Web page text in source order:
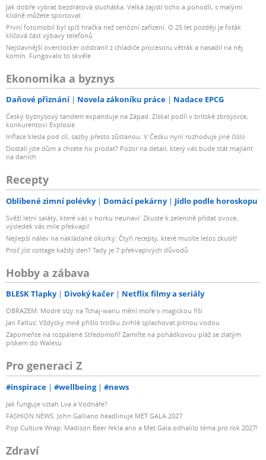
Jak dobře vybrat bezdrátová sluchátka. Velká zajistí ticho a pohodlí, s malými
klidně můžete sportovat
První fotomobil byl spíš hračka než seriózní zařízení. O 25 let později je foťák
klíčová část výbavy telefonů
Nejslavnější overclocker odstranil z chladiče procesoru větrák a nasadil na něj
komín. Fungovalo to skvěle
Ekonomika a byznys
Daňové přiznání Novela zákoníku práce Nadace EPCG
Český byznysový tandem expanduje na Západ. Získal podíl v britské zbrojovce,
konkurentovi Explosie
Inflace klesla pod cíl, sazby přesto zůstanou. V Česku nyní rozhoduje jiné číslo
Dostali jste dům a chcete ho prodat? Pozor na detail, který vás bude stát majlant
na daních
Recepty
Oblíbené zimní polévky Domácí pekárny Jídlo podle horoskopu
Svěží letní saláty, které vás v horku neunaví: Zkuste k zelenině přidat ovoce,
výsledek vás mile překvapí!
Nejlepší nálev na nakládané okurky: Čtyři recepty, které musíte letos zkusit!
Proč jíst cottage každý den? Tady je 7 překvapivých důvodů
Hobby a zábava
BLESK Tlapky Divoký kačer Netflix filmy a seriály
OBRAZEM: Modré slzy na Tchaj-wanu mění moře v magickou říši
Jan Faltus: Vždycky mně přišlo trošku zvrhlé splachovat pitnou vodou
Zapomeňte na rozpálené Středomoří! Zamiřte na pohádkovou pláž se zlatým
pískem do Walesu
Pro generaci Z
#inspirace #wellbeing #news
Jak funguje vztah Lva a Vodnáře?
FASHION NEWS: John Galliano headlinuje MET GALA 2027
Pop Culture Wrap: Madison Beer řekla ano a Met Gala odhalilo téma pro rok 2027!
Zdraví